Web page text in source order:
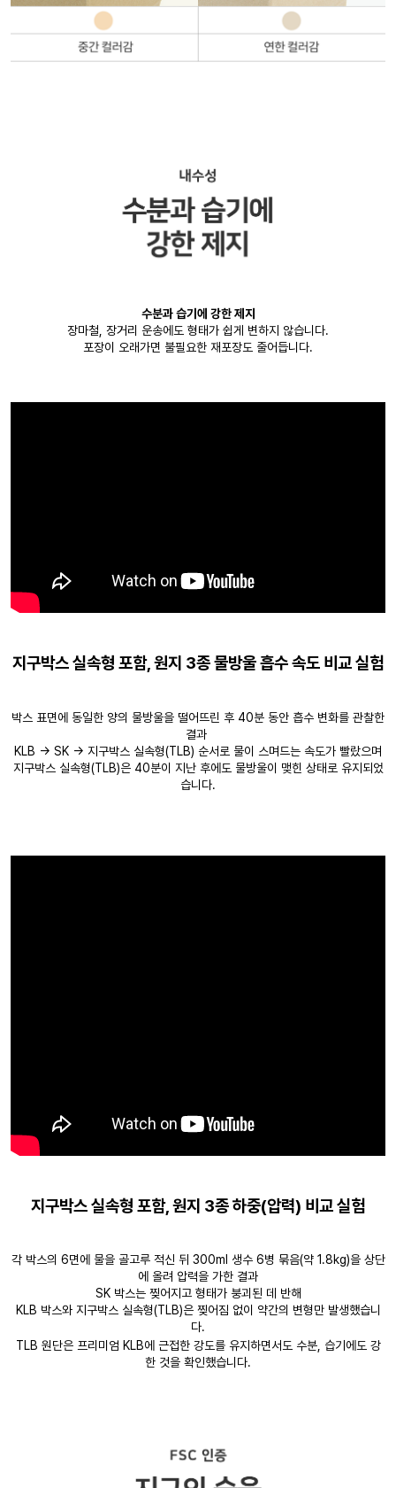
수분과 습기에 강한 제지
장마철, 장거리 운송에도 형태가 쉽게 변하지 않습니다.
포장이 오래가면 불필요한 재포장도 줄어듭니다.
지구박스 실속형 포함, 원지 3종 물방울 흡수 속도 비교 실험
박스 표면에 동일한 양의 물방울을 떨어뜨린 후 40분 동안 흡수 변화를 관찰한
결과
KLB → SK → 지구박스 실속형(TLB) 순서로 물이 스며드는 속도가 빨랐으며
지구박스 실속형(TLB)은 40분이 지난 후에도 물방울이 맺힌 상태로 유지되었
습니다.
지구박스 실속형 포함, 원지 3종 하중(압력) 비교 실험
각 박스의 6면에 물을 골고루 적신 뒤 300ml 생수 6병 묶음(약 1.8kg)을 상단
에 올려 압력을 가한 결과
SK 박스는 찢어지고 형태가 붕괴된 데 반해
KLB 박스와 지구박스 실속형(TLB)은 찢어짐 없이 약간의 변형만 발생했습니
다.
TLB 원단은 프리미엄 KLB에 근접한 강도를 유지하면서도 수분, 습기에도 강
한 것을 확인했습니다.